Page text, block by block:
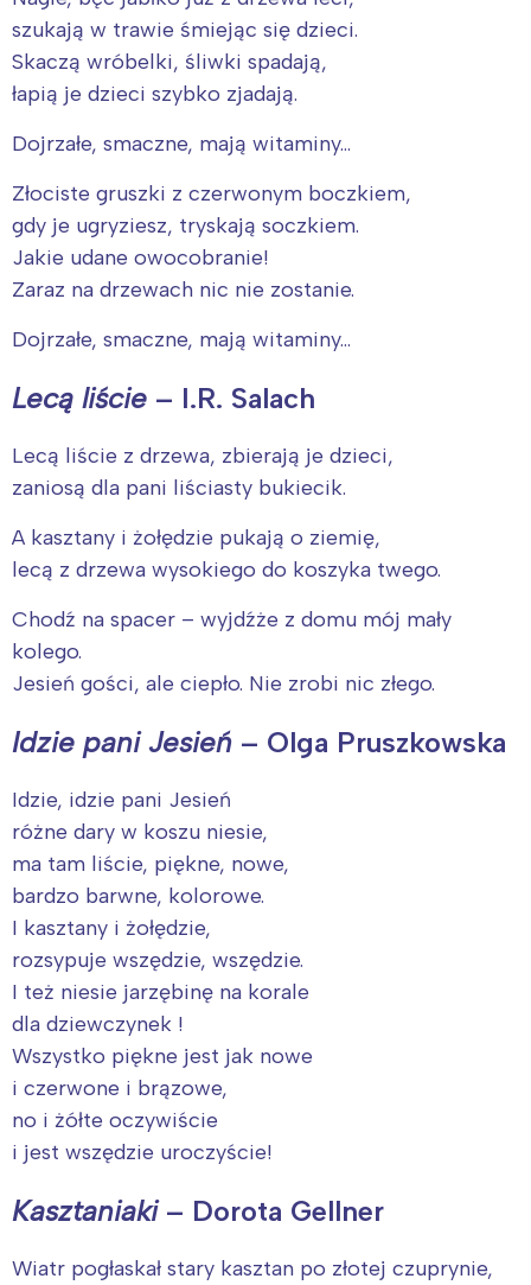
szukają w trawie śmiejąc się dzieci.
Skaczą wróbelki, śliwki spadają,
łapią je dzieci szybko zjadają.
Dojrzałe, smaczne, mają witaminy…
Złociste gruszki z czerwonym boczkiem,
gdy je ugryziesz, tryskają soczkiem.
Jakie udane owocobranie!
Zaraz na drzewach nic nie zostanie.
Dojrzałe, smaczne, mają witaminy…
Lecą liście – I.R. Salach
Lecą liście z drzewa, zbierają je dzieci,
zaniosą dla pani liściasty bukiecik.
A kasztany i żołędzie pukają o ziemię,
lecą z drzewa wysokiego do koszyka twego.
Chodź na spacer – wyjdźże z domu mój mały
kolego.
Jesień gości, ale ciepło. Nie zrobi nic złego.
Idzie pani Jesień – Olga Pruszkowska
Idzie, idzie pani Jesień
różne dary w koszu niesie,
ma tam liście, piękne, nowe,
bardzo barwne, kolorowe.
I kasztany i żołędzie,
rozsypuje wszędzie, wszędzie.
I też niesie jarzębinę na korale
dla dziewczynek !
Wszystko piękne jest jak nowe
i czerwone i brązowe,
no i żółte oczywiście
i jest wszędzie uroczyście!
Kasztaniaki– Dorota Gellner
Wiatr pogłaskał stary kasztan po złotej czuprynie,